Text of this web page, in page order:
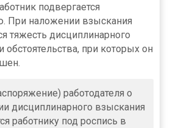
подвергается
При наложении взыскания
тяжесть дисциплинарного
обстоятельства, при которых он
работодателя о
дисциплинарного взыскания
работнику под роспись в